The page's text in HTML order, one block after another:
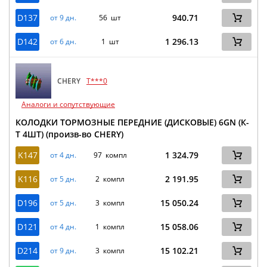
D137 от 9 дн. 56 шт 940.71
D142 от 6 дн. 1 шт 1 296.13
CHERY T***0
Аналоги и сопутствующие
КОЛОДКИ ТОРМОЗНЫЕ ПЕРЕДНИЕ (ДИСКОВЫЕ) 6GN (К-
Т 4ШТ) (произв-во CHERY)
K147
от 4 дн. 97 компл 1 324.79
K116 от 5 дн. 2 компл 2 191.95
D196 от 5 дн. 3 компл 15 050.24
D121 от 4 дн. 1 компл 15 058.06
D214 от 9 дн. 3 компл 15 102.21